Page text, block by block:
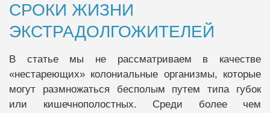
СРОКИ ЖИЗНИ
ЭКСТРАДОЛГОЖИТЕЛЕЙ
В статье мы не рассматриваем в качестве
«нестареющих» колониальные организмы, которые
могут размножаться бесполым путем типа губок
или кишечнополостных. Среди более чем